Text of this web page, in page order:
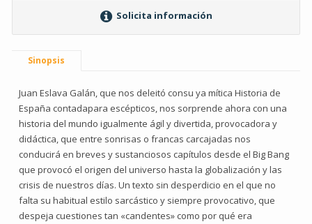
Solicita información
Sinopsis
Juan Eslava Galán, que nos deleitó consu ya mítica Historia de
España contadapara escépticos, nos sorprende ahora con una
historia del mundo igualmente ágil y divertida, provocadora y
didáctica, que entre sonrisas o francas carcajadas nos
conducirá en breves y sustanciosos capítulos desde el Big Bang
que provocó el origen del universo hasta la globalización y las
crisis de nuestros días. Un texto sin desperdicio en el que no
falta su habitual estilo sarcástico y siempre provocativo, que
despeja cuestiones tan «candentes» como por qué era